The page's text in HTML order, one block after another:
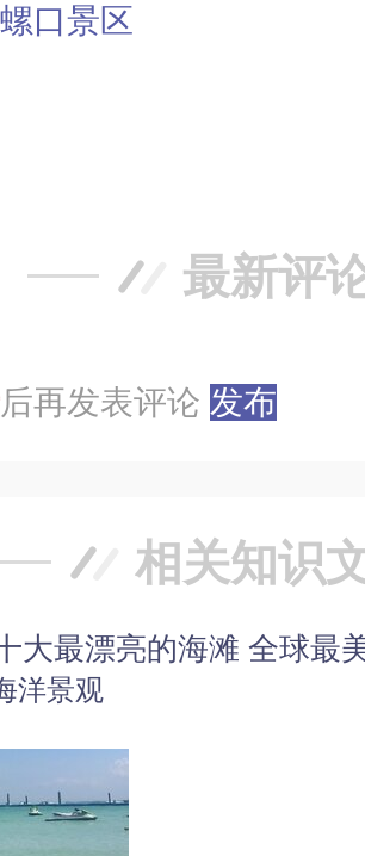
口景区
最新评
后再发表评论 发布
相关知识
大最漂亮的海滩 全球最
洋景观